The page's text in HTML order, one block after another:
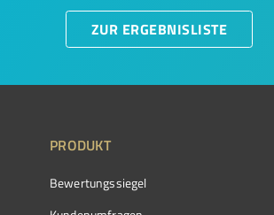
ZUR ERGEBNISLISTE
PRODUKT
Bewertungssiegel